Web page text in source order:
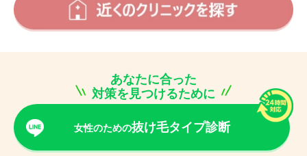
あなたに合った
対策を見つけるために
女性のための抜け毛タイプ診断